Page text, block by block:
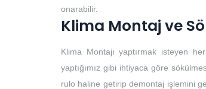
onarabilir.
Klima Montaj ve
Klima Montajı yaptırmak isteyen
yaptığımız gibi ihtiyaca göre
rulo haline getirip demontaj işlemini